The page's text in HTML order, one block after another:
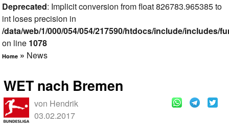
Deprecated: Implicit conversion from float 826783.965385 to
int loses precision in
/data/web/1/000/054/054/217590/htdocs/include/includes/
on line 1078
Home » News
WET nach Bremen
von Hendrik
03.02.2017